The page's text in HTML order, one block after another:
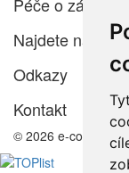
Péče o zákazníka
Najdete nás
Odkazy
Kontakt
© 2026 e-color.cz